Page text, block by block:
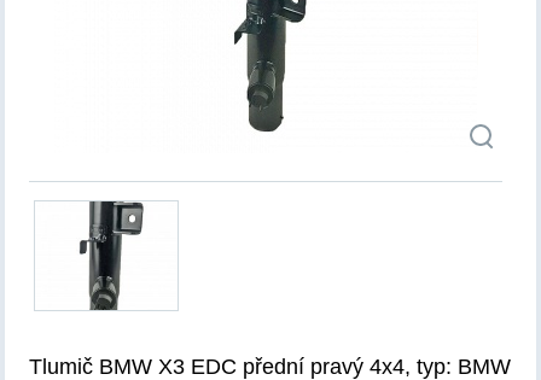
Tlumič BMW X3 EDC přední pravý 4x4, typ: BMW